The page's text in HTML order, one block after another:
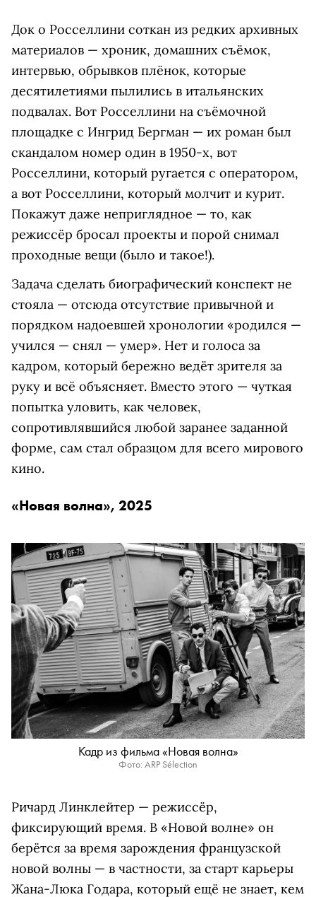
Док о Росселлини соткан из редких архивных
материалов — хроник, домашних съёмок,
интервью, обрывков плёнок, которые
десятилетиями пылились в итальянских
подвалах. Вот Росселлини на съёмочной
площадке с Ингрид Бергман — их роман был
скандалом номер один в 1950-х, вот
Росселлини, который ругается с оператором,
а вот Росселлини, который молчит и курит.
Покажут даже неприглядное — то, как
режиссёр бросал проекты и порой снимал
проходные вещи (было и такое!).
Задача сделать биографический конспект не
стояла — отсюда отсутствие привычной и
порядком надоевшей хронологии «родился —
учился — снял — умер». Нет и голоса за
кадром, который бережно ведёт зрителя за
руку и всё объясняет. Вместо этого — чуткая
попытка уловить, как человек,
сопротивлявшийся любой заранее заданной
форме, сам стал образцом для всего мирового
кино.
«Новая волна», 2025
Кадр из фильма «Новая волна»
Фото: ARP Sélection
Ричард Линклейтер — режиссёр,
фиксирующий время. В «Новой волне» он
берётся за время зарождения французской
новой волны — в частности, за старт карьеры
Жана-Люка Годара, который ещё не знает, кем